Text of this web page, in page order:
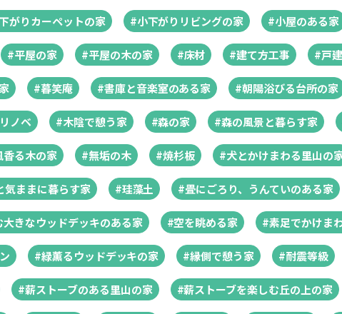
がりカーペットの家 #小下がりリビングの家 #小屋のある家
#平屋の家 #平屋の木の家 #床材 #建て方工事 #戸
#暮笑庵 #書庫と音楽室のある家 #朝陽浴びる台所の家
ノベ #木陰で憩う家 #森の家 #森の風景と暮らす家
香る木の家 #無垢の木 #焼杉板 #犬とかけまわる里山の
気ままに暮らす家 #珪藻土 #畳にごろり、うんていのある家
きなウッドデッキのある家 #空を眺める家 #素足でかけま
#緑薫るウッドデッキの家 #縁側で憩う家 #耐震等級
#薪ストーブのある里山の家 #薪ストーブを楽しむ丘の上の家